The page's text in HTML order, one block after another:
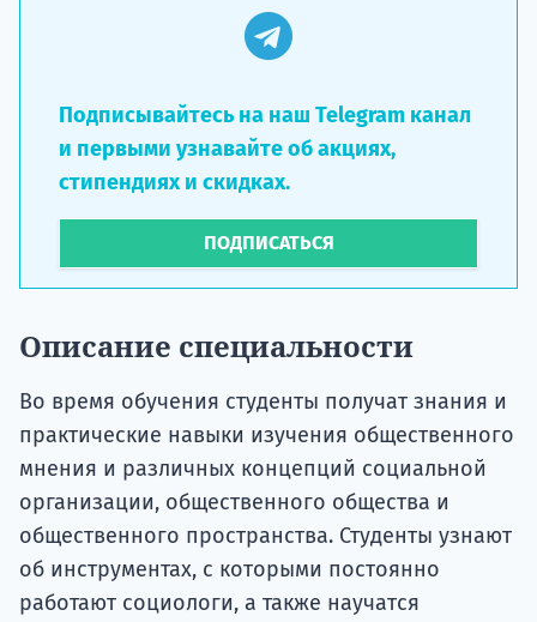
Подписывайтесь на наш Telegram канал
и первыми узнавайте об акциях,
стипендиях и скидках.
ПОДПИСАТЬСЯ
Описание специальности
Во время обучения студенты получат знания и
практические навыки изучения общественного
мнения и различных концепций социальной
организации, общественного общества и
общественного пространства. Студенты узнают
об инструментах, с которыми постоянно
работают социологи, а также научатся